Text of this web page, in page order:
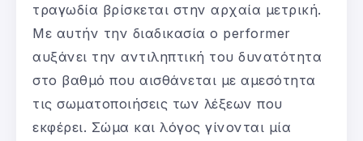
τραγωδία βρίσκεται στην αρχαία μετρική.
Με αυτήν την διαδικασία ο performer
αυξάνει την αντιληπτική του δυνατότητα
στο βαθμό που αισθάνεται με αμεσότητα
τις σωματοποιήσεις των λέξεων που
εκφέρει. Σώμα και λόγος γίνονται μία